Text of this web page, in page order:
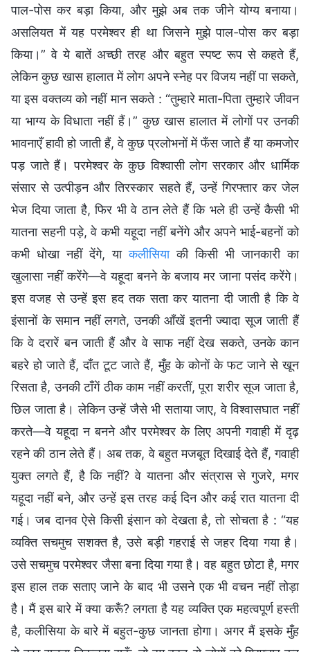
पाल-पोस कर बड़ा किया, और मुझे अब तक जीने योग्य बनाया।
असलियत में यह परमेश्वर ही था जिसने मुझे पाल-पोस कर बड़ा
किया।” वे ये बातें अच्छी तरह और बहुत स्पष्ट रूप से कहते हैं,
लेकिन कुछ खास हालात में लोग अपने स्नेह पर विजय नहीं पा सकते,
या इस वक्तव्य को नहीं मान सकते : “तुम्हारे माता-पिता तुम्हारे जीवन
या भाग्य के विधाता नहीं हैं।” कुछ खास हालात में लोगों पर उनकी
भावनाएँ हावी हो जाती हैं, वे कुछ प्रलोभनों में फँस जाते हैं या कमजोर
पड़ जाते हैं। परमेश्वर के कुछ विश्वासी लोग सरकार और धार्मिक
संसार से उत्पीड़न और तिरस्कार सहते हैं, उन्हें गिरफ्तार कर जेल
भेज दिया जाता है, फिर भी वे ठान लेते हैं कि भले ही उन्हें कैसी भी
यातना सहनी पड़े, वे कभी यहूदा नहीं बनेंगे और अपने भाई-बहनों को
कभी धोखा नहीं देंगे, याकलीसियाकी किसी भी जानकारी का
खुलासा नहीं करेंगे—वे यहूदा बनने के बजाय मर जाना पसंद करेंगे।
इस वजह से उन्हें इस हद तक सता कर यातना दी जाती है कि वे
इंसानों के समान नहीं लगते, उनकी आँखें इतनी ज्यादा सूज जाती हैं
कि वे दरारें बन जाती हैं और वे साफ नहीं देख सकते, उनके कान
बहरे हो जाते हैं, दाँत टूट जाते हैं, मुँह के कोनों के फट जाने से खून
रिसता है, उनकी टाँगें ठीक काम नहीं करतीं, पूरा शरीर सूज जाता है,
छिल जाता है। लेकिन उन्हें जैसे भी सताया जाए, वे विश्वासघात नहीं
करते—वे यहूदा न बनने और परमेश्वर के लिए अपनी गवाही में दृढ़
रहने की ठान लेते हैं। अब तक, वे बहुत मजबूत दिखाई देते हैं, गवाही
युक्त लगते हैं, है कि नहीं? वे यातना और संत्रास से गुजरे, मगर
यहूदा नहीं बने, और उन्हें इस तरह कई दिन और कई रात यातना दी
गई। जब दानव ऐसे किसी इंसान को देखता है, तो सोचता है : “यह
व्यक्ति सचमुच सशक्त है, उसे बड़ी गहराई से जहर दिया गया है।
उसे सचमुच परमेश्वर जैसा बना दिया गया है। वह बहुत छोटा है, मगर
इस हाल तक सताए जाने के बाद भी उसने एक भी वचन नहीं तोड़ा
है। मैं इस बारे में क्या करूँ? लगता है यह व्यक्ति एक महत्वपूर्ण हस्ती
है, कलीसिया के बारे में बहुत-कुछ जानता होगा। अगर मैं इसके मुँह